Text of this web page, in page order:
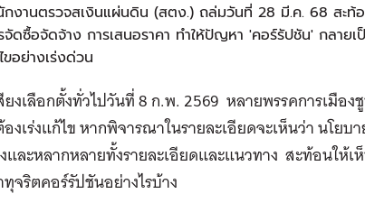
งานตรวจสเงินแผ่นดิน (สตง.) ถล่มวันที่ 28 มี.ค. 68 สะท้อ
ดซื้อจัดจ้าง การเสนอราคา ทำให้ปัญหา 'คอร์รัปชัน' กลายเ
ขอย่างเร่งด่วน
ยงเลือกตั้งทั่วไปวันที่ 8 ก.พ. 2569 หลายพรรคการเมือ
องเร่งแก้ไข หากพิจารณาในรายละเอียดจะเห็นว่า นโ
ละหลากหลายทั้งรายละเอียดและแนวทาง สะท้อนให้
จริตคอร์รัปชันอย่างไรบ้าง